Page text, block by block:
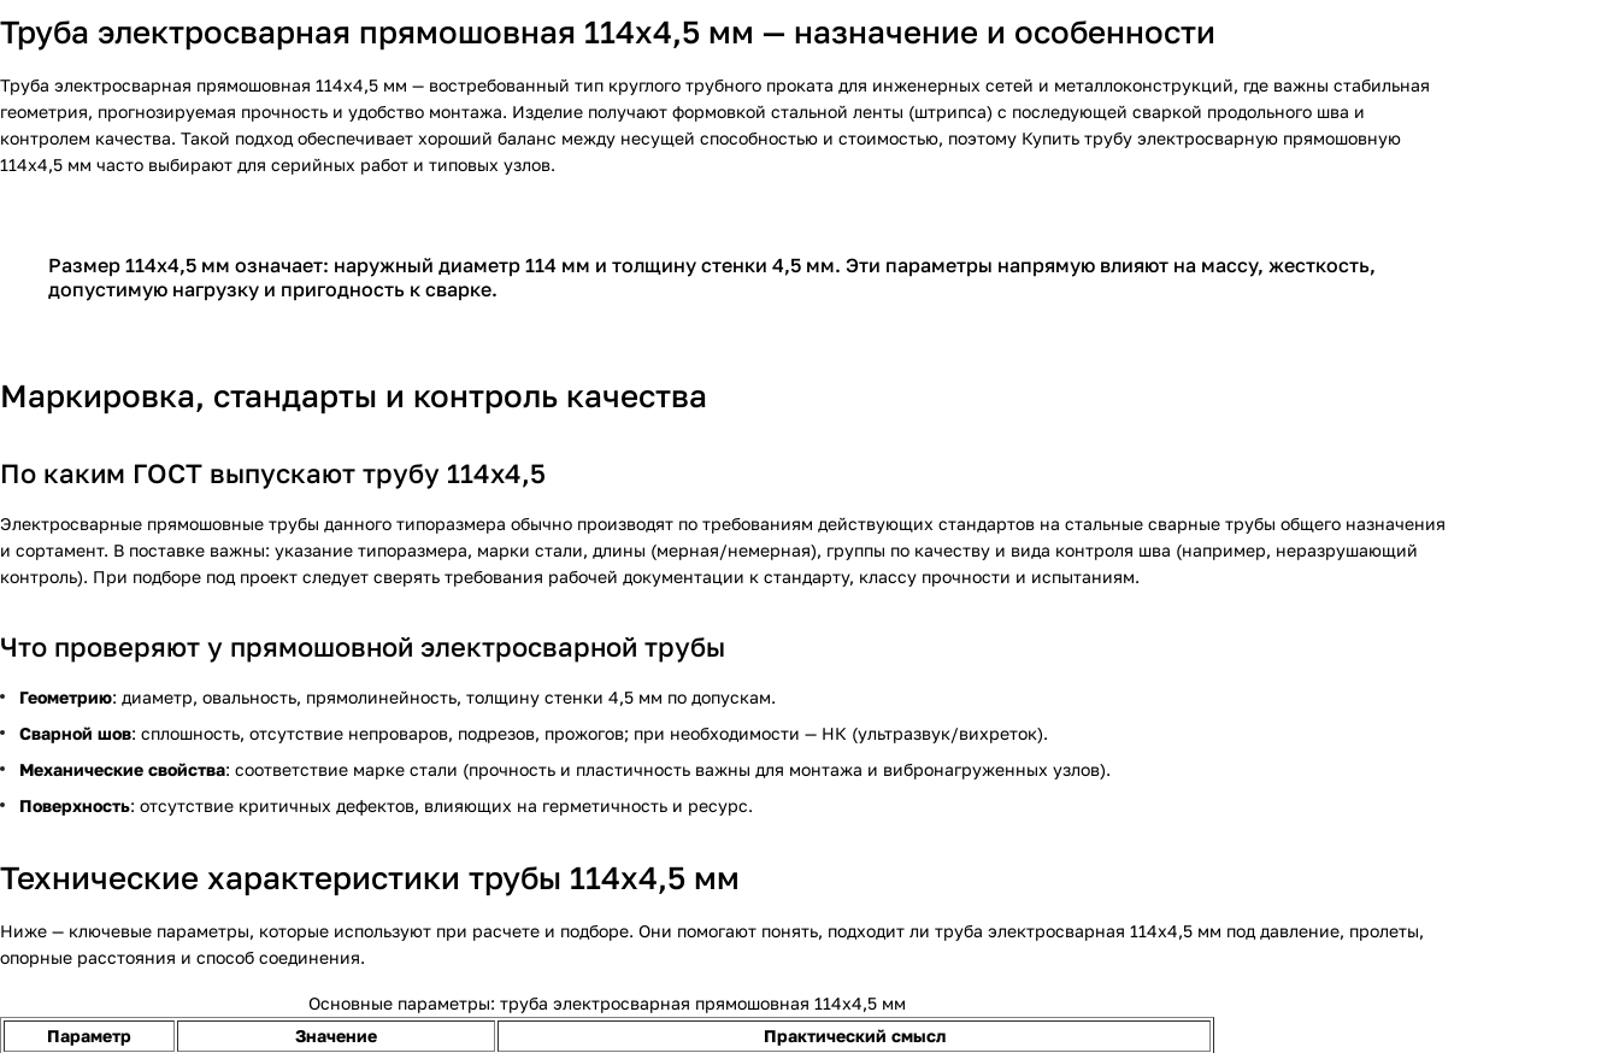
Труба электросварная прямошовная 114х4,5 мм — назначение и особенности
Труба электросварная прямошовная 114х4,5 мм — востребованный тип круглого трубного проката для инженерных сетей и металлоконструкций, где важны стабильная
геометрия, прогнозируемая прочность и удобство монтажа. Изделие получают формовкой стальной ленты (штрипса) с последующей сваркой продольного шва и
контролем качества. Такой подход обеспечивает хороший баланс между несущей способностью и стоимостью, поэтому Купить трубу электросварную прямошовную
114х4,5 мм часто выбирают для серийных работ и типовых узлов.
Размер 114х4,5 мм означает: наружный диаметр 114 мм и толщину стенки 4,5 мм. Эти параметры напрямую влияют на массу, жесткость,
допустимую нагрузку и пригодность к сварке.
Маркировка, стандарты и контроль качества
По каким ГОСТ выпускают трубу 114х4,5
Электросварные прямошовные трубы данного типоразмера обычно производят по требованиям действующих стандартов на стальные сварные трубы общего назначения
и сортамент. В поставке важны: указание типоразмера, марки стали, длины (мерная/немерная), группы по качеству и вида контроля шва (например, неразрушающий
контроль). При подборе под проект следует сверять требования рабочей документации к стандарту, классу прочности и испытаниям.
Что проверяют у прямошовной электросварной трубы
Геометрию: диаметр, овальность, прямолинейность, толщину стенки 4,5 мм по допускам.
Сварной шов: сплошность, отсутствие непроваров, подрезов, прожогов; при необходимости — НК (ультразвук/вихреток).
Механические свойства: соответствие марке стали (прочность и пластичность важны для монтажа и вибронагруженных узлов).
Поверхность: отсутствие критичных дефектов, влияющих на герметичность и ресурс.
Технические характеристики трубы 114х4,5 мм
Ниже — ключевые параметры, которые используют при расчете и подборе. Они помогают понять, подходит ли труба электросварная 114х4,5 мм под давление, пролеты,
опорные расстояния и способ соединения.
Основные параметры: труба электросварная прямошовная 114х4,5 мм
Параметр
Значение
Практический смысл